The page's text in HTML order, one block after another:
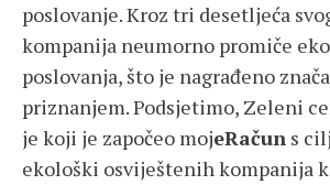
poslovanje. Kroz tri desetljeća
kompanija neumorno promiče
poslovanja, što je nagrađeno
priznanjem. Podsjetimo, Zeleni
je koji je započeo mojeRačun s
ekološki osviještenih kompanija